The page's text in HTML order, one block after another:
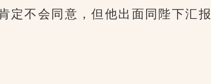
定不会同意，但他出面同陛下汇